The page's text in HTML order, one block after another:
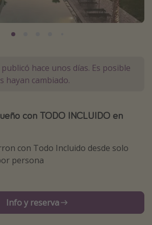
Activas
hace unos días. Es posible
hayan cambiado.
con TODO INCLUIDO en
con Todo Incluido desde solo
persona
Info y reserva